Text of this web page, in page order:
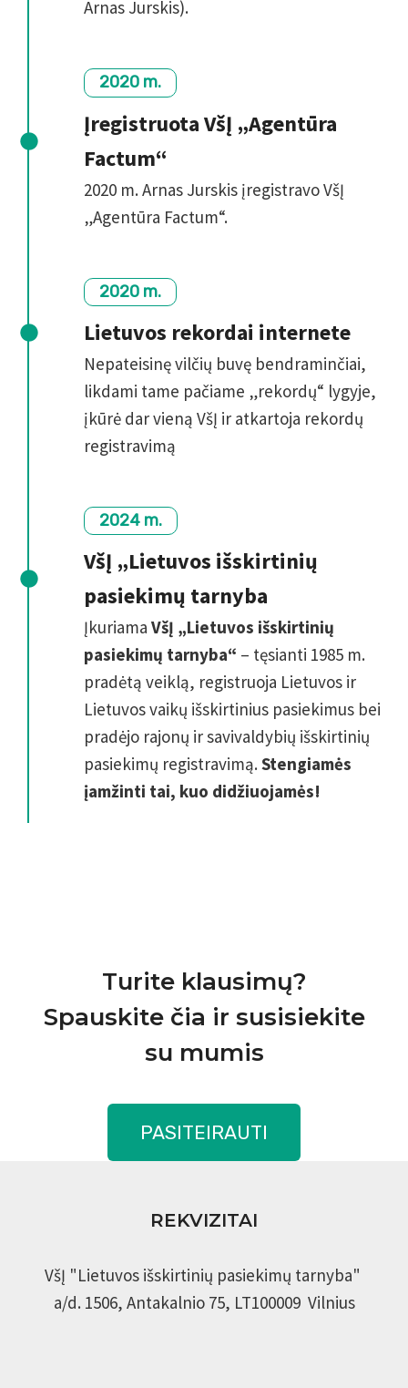
Arnas Jurskis).
2020 m.
Įregistruota VšĮ „Agentūra
Factum“
2020 m. Arnas Jurskis įregistravo VšĮ
„Agentūra Factum“.
2020 m.
Lietuvos rekordai internete
Nepateisinę vilčių buvę bendraminčiai,
likdami tame pačiame „rekordų“ lygyje,
įkūrė dar vieną VšĮ ir atkartoja rekordų
registravimą
2024 m.
VšĮ „Lietuvos išskirtinių
pasiekimų tarnyba
Įkuriama VšĮ „Lietuvos išskirtinių
pasiekimų tarnyba“ – tęsianti 1985 m.
pradėtą veiklą, registruoja Lietuvos ir
Lietuvos vaikų išskirtinius pasiekimus bei
pradėjo rajonų ir savivaldybių išskirtinių
pasiekimų registravimą.Stengiamės
įamžinti tai, kuo didžiuojamės!
Turite klausimų?
Spauskite čia ir susisiekite
su mumis
PASITEIRAUTI
REKVIZITAI
VšĮ "Lietuvos išskirtinių pasiekimų tarnyba"
a/d. 1506, Antakalnio 75, LT100009 Vilnius